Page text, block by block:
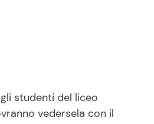
studenti del liceo
vedersela con il